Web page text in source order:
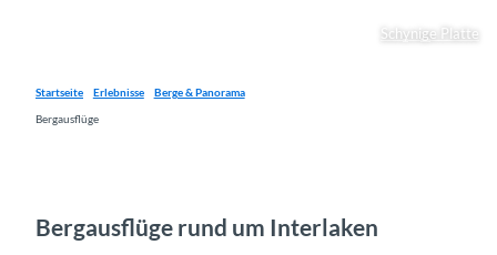
Schynige Platte
Startseite Erlebnisse
Berge & Panorama
Bergausflüge
Bergausflüge rund um Interlaken